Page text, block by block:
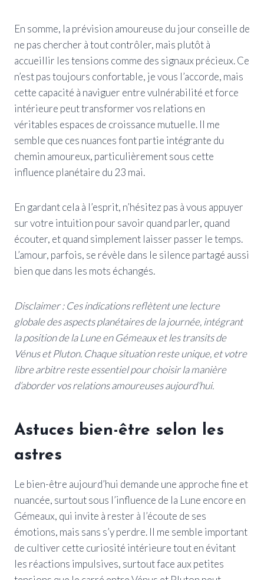
En somme, la prévision amoureuse du jour conseille de
ne pas chercher à tout contrôler, mais plutôt à
accueillir les tensions comme des signaux précieux. Ce
n’est pas toujours confortable, je vous l’accorde, mais
cette capacité à naviguer entre vulnérabilité et force
intérieure peut transformer vos relations en
véritables espaces de croissance mutuelle. Il me
semble que ces nuances font partie intégrante du
chemin amoureux, particulièrement sous cette
influence planétaire du 23 mai.
En gardant cela à l’esprit, n’hésitez pas à vous appuyer
sur votre intuition pour savoir quand parler, quand
écouter, et quand simplement laisser passer le temps.
L’amour, parfois, se révèle dans le silence partagé aussi
bien que dans les mots échangés.
Disclaimer : Ces indications reflètent une lecture
globale des aspects planétaires de la journée, intégrant
la position de la Lune en Gémeaux et les transits de
Vénus et Pluton. Chaque situation reste unique, et votre
libre arbitre reste essentiel pour choisir la manière
d’aborder vos relations amoureuses aujourd’hui.
Astuces bien-être selon les
astres
Le bien-être aujourd’hui demande une approche fine et
nuancée, surtout sous l’influence de la Lune encore en
Gémeaux, qui invite à rester à l’écoute de ses
émotions, mais sans s’y perdre. Il me semble important
de cultiver cette curiosité intérieure tout en évitant
les réactions impulsives, surtout face aux petites